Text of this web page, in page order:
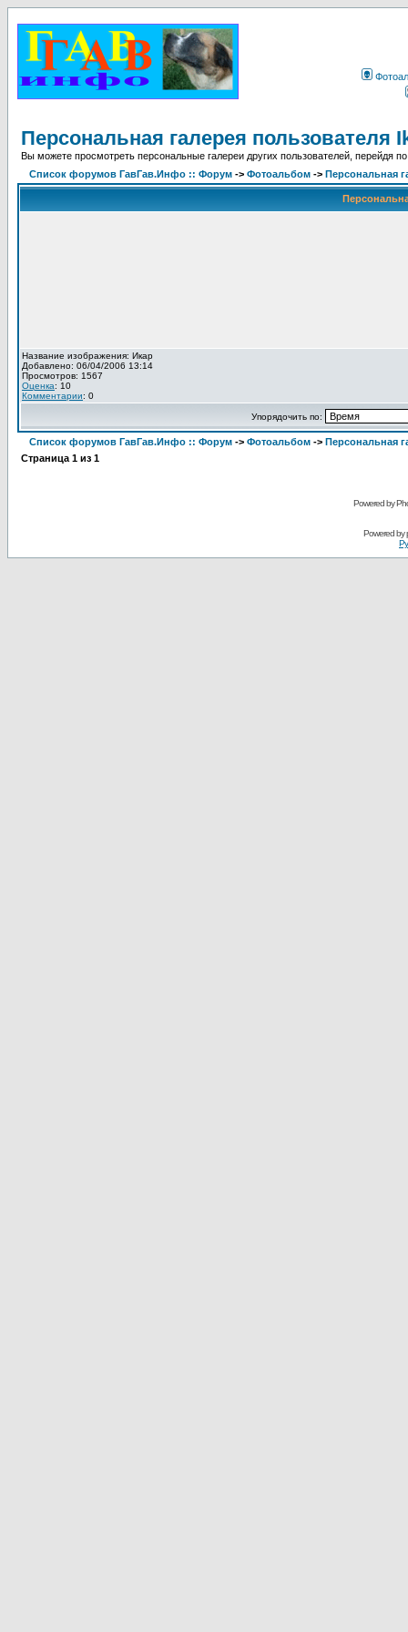
Персональная галерея пользователя
Вы можете просмотреть персональные галереи других пользователей, перейдя
Список форумов ГавГав.Инфо :: Форум -> Фотоальбом -> Персональная
Название изображения: Икар
Добавлено: 06/04/2006 13:14
Просмотров: 1567
Оценка: 10
Комментарии: 0
Упорядочить по:
Список форумов ГавГав.Инфо :: Форум -> Фотоальбом -> Персональная
Страница 1 из 1
Powered by
Powered by